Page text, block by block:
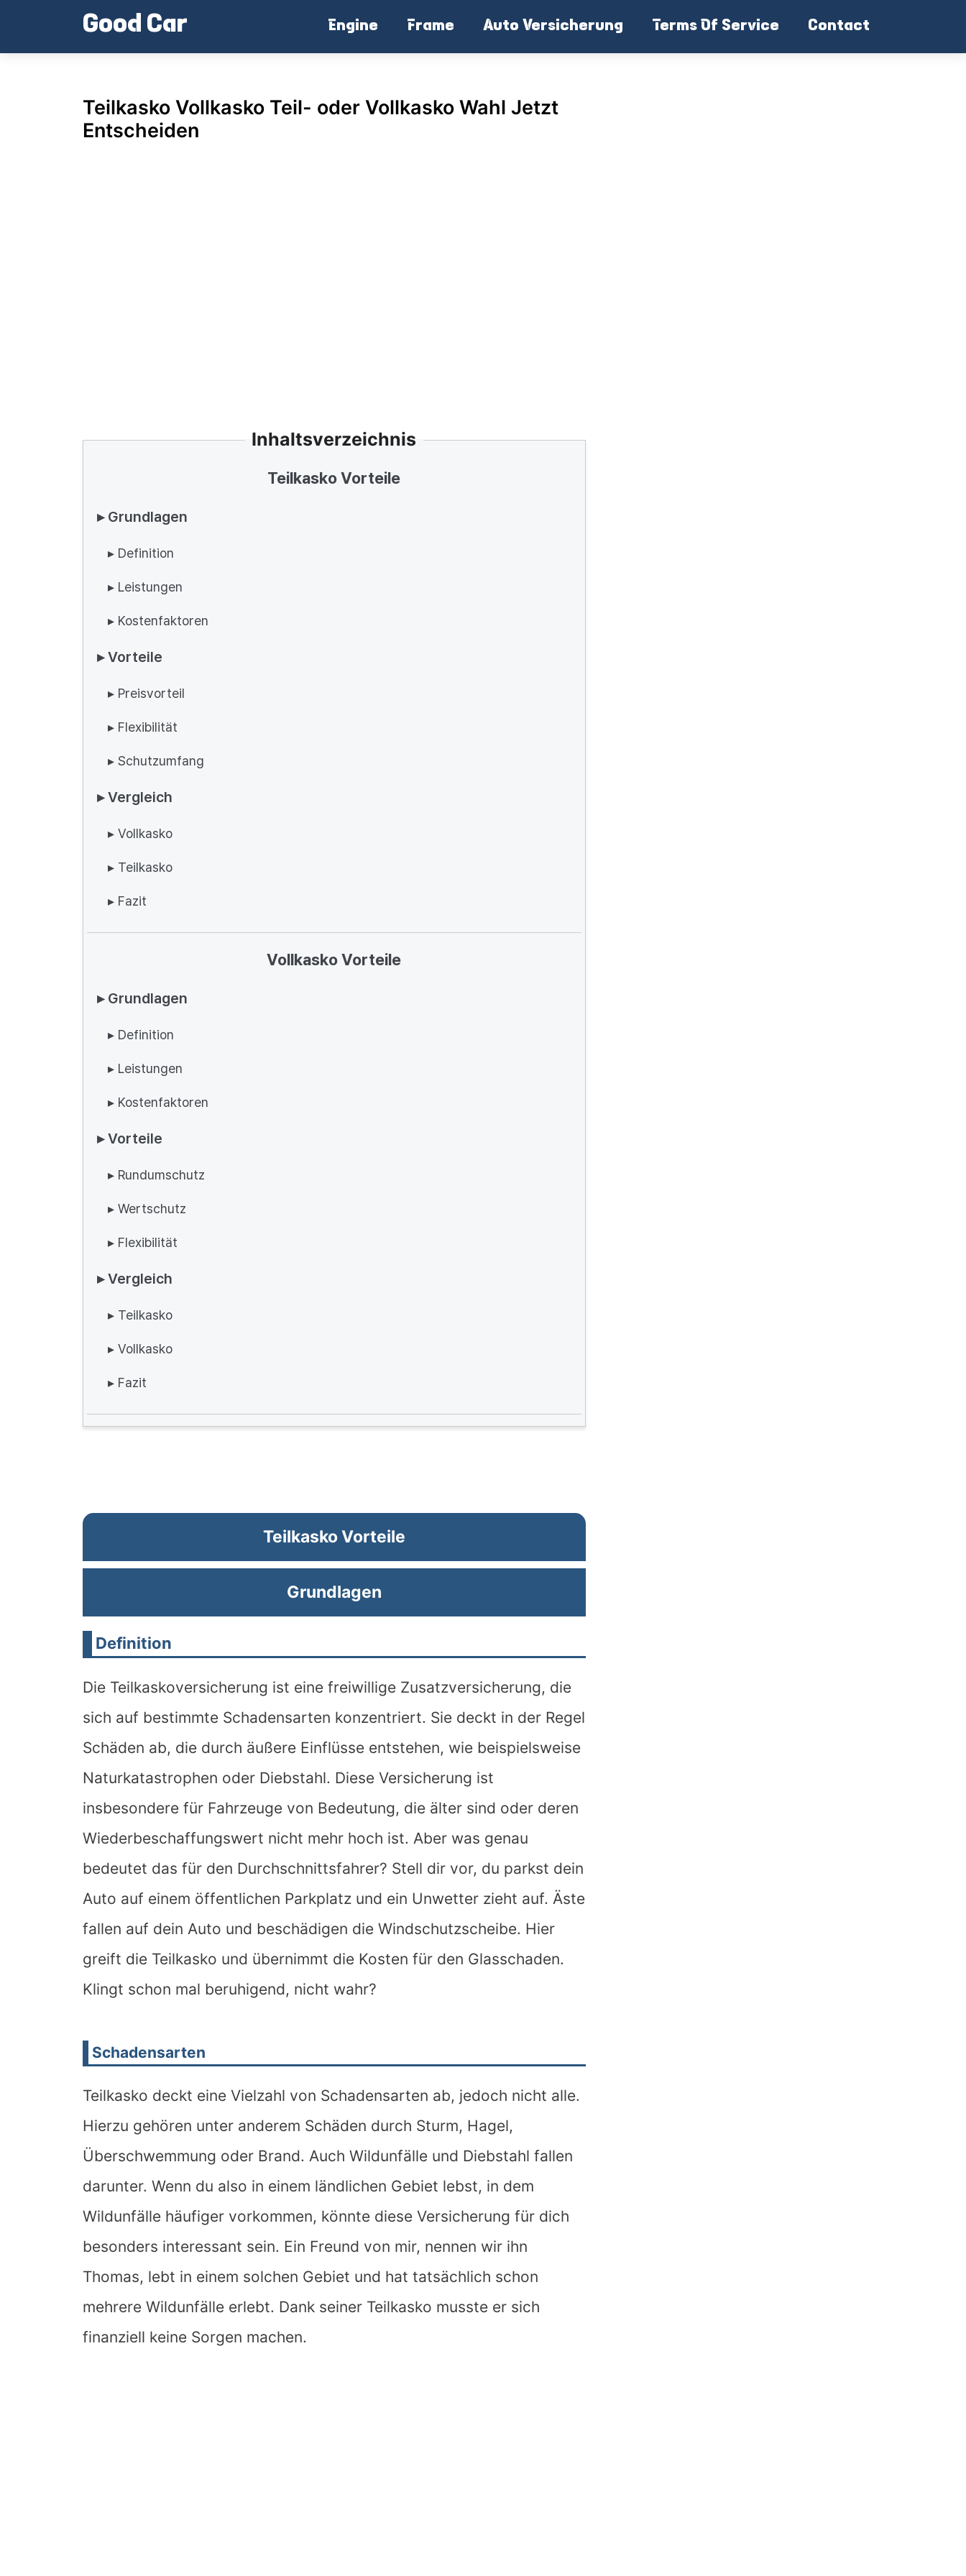
Good Car Engine Frame Auto Versicherung Terms Of Service Contact
Teilkasko Vollkasko Teil- oder Vollkasko Wahl Jetzt
Entscheiden
Inhaltsverzeichnis
Teilkasko Vorteile
▸ Grundlagen
▸ Definition
▸ Leistungen
▸ Kostenfaktoren
▸ Vorteile
▸ Preisvorteil
▸ Flexibilität
▸ Schutzumfang
▸ Vergleich
▸ Vollkasko
▸ Teilkasko
▸ Fazit
Vollkasko Vorteile
▸ Grundlagen
▸ Definition
▸ Leistungen
▸ Kostenfaktoren
▸ Vorteile
▸ Rundumschutz
▸ Wertschutz
▸ Flexibilität
▸ Vergleich
▸ Teilkasko
▸ Vollkasko
▸ Fazit
Teilkasko Vorteile
Grundlagen
Definition
Die Teilkaskoversicherung ist eine freiwillige Zusatzversicherung, die
sich auf bestimmte Schadensarten konzentriert. Sie deckt in der Regel
Schäden ab, die durch äußere Einflüsse entstehen, wie beispielsweise
Naturkatastrophen oder Diebstahl. Diese Versicherung ist
insbesondere für Fahrzeuge von Bedeutung, die älter sind oder deren
Wiederbeschaffungswert nicht mehr hoch ist. Aber was genau
bedeutet das für den Durchschnittsfahrer? Stell dir vor, du parkst dein
Auto auf einem öffentlichen Parkplatz und ein Unwetter zieht auf. Äste
fallen auf dein Auto und beschädigen die Windschutzscheibe. Hier
greift die Teilkasko und übernimmt die Kosten für den Glasschaden.
Klingt schon mal beruhigend, nicht wahr?
Schadensarten
Teilkasko deckt eine Vielzahl von Schadensarten ab, jedoch nicht alle.
Hierzu gehören unter anderem Schäden durch Sturm, Hagel,
Überschwemmung oder Brand. Auch Wildunfälle und Diebstahl fallen
darunter. Wenn du also in einem ländlichen Gebiet lebst, in dem
Wildunfälle häufiger vorkommen, könnte diese Versicherung für dich
besonders interessant sein. Ein Freund von mir, nennen wir ihn
Thomas, lebt in einem solchen Gebiet und hat tatsächlich schon
mehrere Wildunfälle erlebt. Dank seiner Teilkasko musste er sich
finanziell keine Sorgen machen.